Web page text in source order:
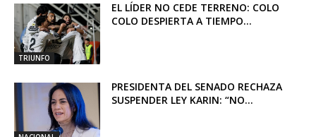
TRIUNFO
EL LÍDER NO CEDE TERRENO: COLO
COLO DESPIERTA A TIEMPO...
PRESIDENTA DEL SENADO RECHAZA
SUSPENDER LEY KARIN: “NO...